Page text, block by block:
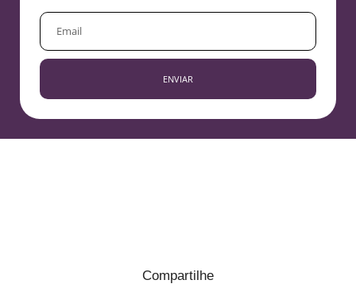
EMAIL
ENVIAR
Compartilhe